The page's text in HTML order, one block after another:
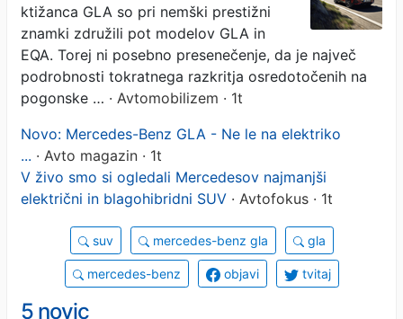
ktižanca GLA so pri nemški prestižni
znamki združili pot modelov GLA in
EQA. Torej ni posebno presenečenje, da je največ
podrobnosti tokratnega razkritja osredotočenih na
pogonske … · Avtomobilizem · 1t
Novo: Mercedes-Benz GLA - Ne le na elektriko
... · Avto magazin · 1t
V živo smo si ogledali Mercedesov najmanjši
električni in blagohibridni SUV · Avtofokus · 1t
suv mercedes-benz gla gla
mercedes-benz objavi tvitaj
5 novic